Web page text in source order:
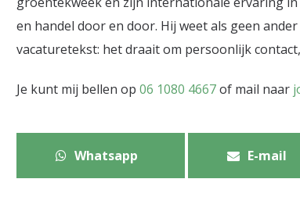
en handel door en door. Hij weet als geen
vacaturetekst: het draait om persoonlijk
Je kunt mij bellen op06 1080 4667of mail naar
Whatsapp E-mail